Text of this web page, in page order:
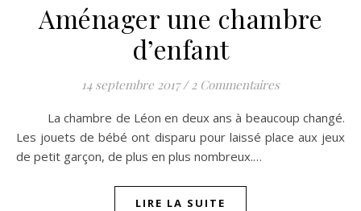
Aménager une chambre
d’enfant
14 septembre 2017 / 2 Commentaires
La chambre de Léon en deux ans à beaucoup changé.
Les jouets de bébé ont disparu pour laissé place aux jeux
de petit garçon, de plus en plus nombreux.…
LIRE LA SUITE